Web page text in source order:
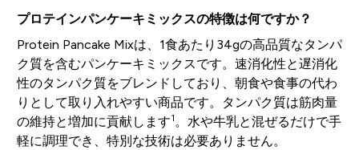
プロテインパンケーキミックスの特徴は何ですか？
Protein Pancake Mixは、1食あたり34gの高品質なタンパ
ク質を含むパンケーキミックスです。速消化性と遅消化
性のタンパク質をブレンドしており、朝食や食事の代わ
りとして取り入れやすい商品です。タンパク質は筋肉量
の維持と増加に貢献します1。水や牛乳と混ぜるだけで手
軽に調理でき、特別な技術は必要ありません。